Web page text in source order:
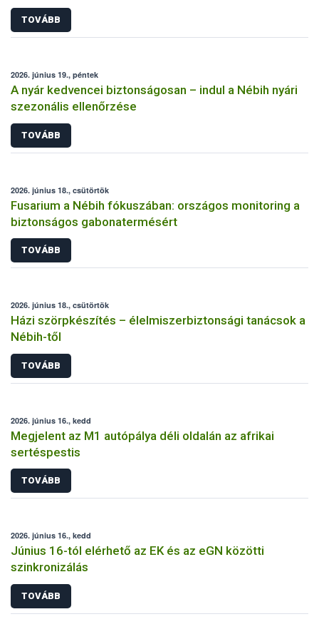
TOVÁBB
2026. június 19., péntek
A nyár kedvencei biztonságosan – indul a Nébih nyári
szezonális ellenőrzése
TOVÁBB
2026. június 18., csütörtök
Fusarium a Nébih fókuszában: országos monitoring a
biztonságos gabonatermésért
TOVÁBB
2026. június 18., csütörtök
Házi szörpkészítés – élelmiszerbiztonsági tanácsok a
Nébih-től
TOVÁBB
2026. június 16., kedd
Megjelent az M1 autópálya déli oldalán az afrikai
sertéspestis
TOVÁBB
2026. június 16., kedd
Június 16-tól elérhető az EK és az eGN közötti
szinkronizálás
TOVÁBB